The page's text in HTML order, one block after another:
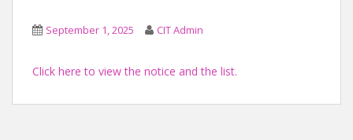
September 1, 2025 CIT Admin
Click here to view the notice and the list.